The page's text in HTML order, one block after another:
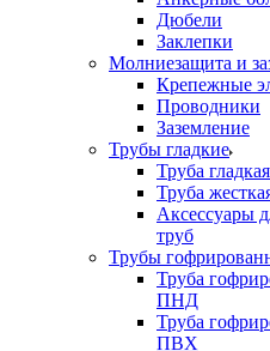
Дюбели
Заклепки
Молниезащита и
Крепежные
Проводники
Заземление
Трубы гладкие
Труба
Труба
Аксессуары
труб
Трубы
Труба
ПНД
Труба
ПВХ